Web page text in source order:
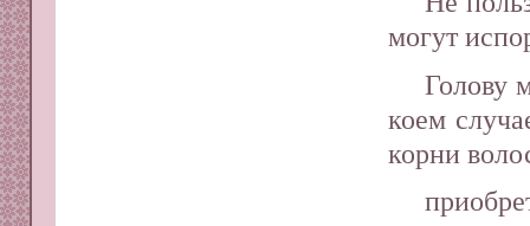
могут
Голову
коем
корни